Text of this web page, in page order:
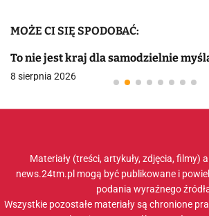
MOŻE CI SIĘ SPODOBAĆ:
To nie jest kraj dla samodzielnie
8 sierpnia 2026
Materiały (treści, artykuły, zdjęcia, filmy)
news.24tm.pl mogą być publikowane i
podania wyraźnego
Wszystkie pozostałe materiały są chronione